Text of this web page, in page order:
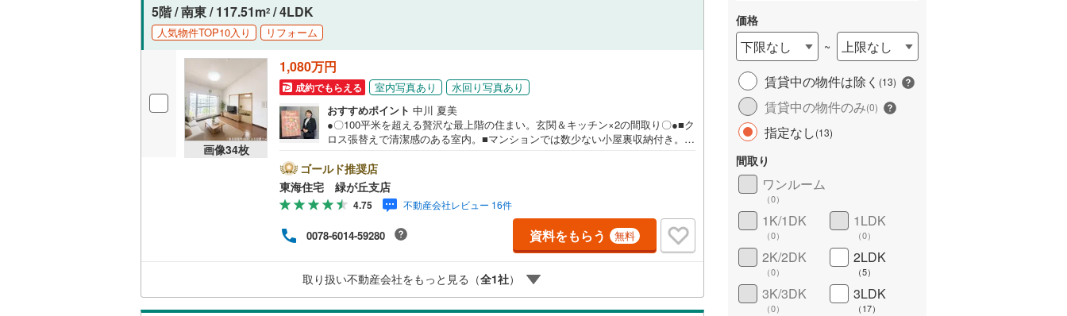
5階 / 南東 / 117.51m2 / 4LDK
人気物件TOP10入り リフォーム
画像34枚
1,080万円
成約でもらえる 室内写真あり
水回り写真あり
おすすめポイント 中川 夏美
●〇100平米を超える贅沢な最上階の住まい。玄関＆キッチン×2の間取り〇●■ク
ロス張替えで清潔感のある室内。■マンションでは数少ない小屋裏収納付き。■
ゴールド推奨店
東海住宅 緑が丘支店
4.75 不動産会社レビュー 16件
0078-6014-59280 資料をもらう 無料
取り扱い不動産会社をもっと見る（全1社）
価格
下限なし ~
上限なし
賃貸中の物件は除く (13)
賃貸中の物件のみ(0)
指定なし(13)
間取り
ワンルーム
（0）
1K/1DK
（0）
1LDK
（0）
2K/2DK
（0）
2LDK
（5）
3K/3DK
（0）
3LDK
（17）
キッチン
独立型キッチン（5） 対面キッチン（6）
浴室
浴室乾燥機あり（5） 浴室に窓あり（0）
バルコニー、庭
ルーフバルコニー （0） ワイドバルコニー
収納
ウォークインクローゼット
（3）